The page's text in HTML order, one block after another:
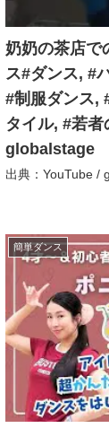
奶奶の茶店で
ス#ダンス, #
#制服ダンス,
タイル, #若
globalstage
出典：YouTube /
簡単ダンス